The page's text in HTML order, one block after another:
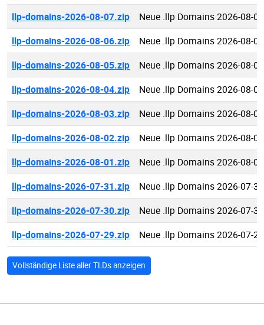
llp-domains-2026-08-07.zip
Neue .llp Domains 2026-08-07
llp-domains-2026-08-06.zip
Neue .llp Domains 2026-08-06
llp-domains-2026-08-05.zip
Neue .llp Domains 2026-08-05
llp-domains-2026-08-04.zip
Neue .llp Domains 2026-08-04
llp-domains-2026-08-03.zip
Neue .llp Domains 2026-08-03
llp-domains-2026-08-02.zip
Neue .llp Domains 2026-08-02
llp-domains-2026-08-01.zip
Neue .llp Domains 2026-08-01
llp-domains-2026-07-31.zip
Neue .llp Domains 2026-07-31
llp-domains-2026-07-30.zip
Neue .llp Domains 2026-07-30
llp-domains-2026-07-29.zip
Neue .llp Domains 2026-07-29
Vollständige Liste aller TLDs anzeigen